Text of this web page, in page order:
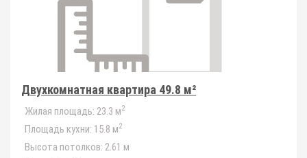
Двухкомнатная квартира 49.8 м²
Жилая площадь: 23.3 м2
Площадь кухни: 15.8 м2
Высота потолков: 2.61 м